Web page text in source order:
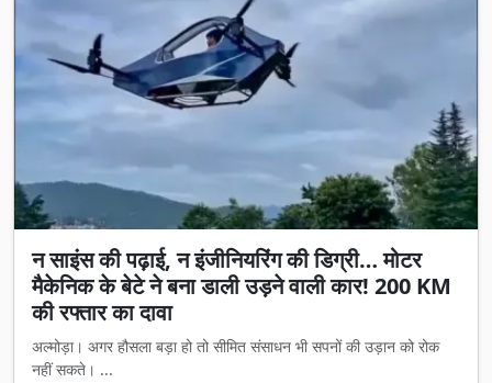
न साइंस की पढ़ाई, न इंजीनियरिंग की डिग्री… मोटर
मैकेनिक के बेटे ने बना डाली उड़ने वाली कार! 200 KM
की रफ्तार का दावा
अल्मोड़ा। अगर हौसला बड़ा हो तो सीमित संसाधन भी सपनों की उड़ान को रोक
नहीं सकते। ...